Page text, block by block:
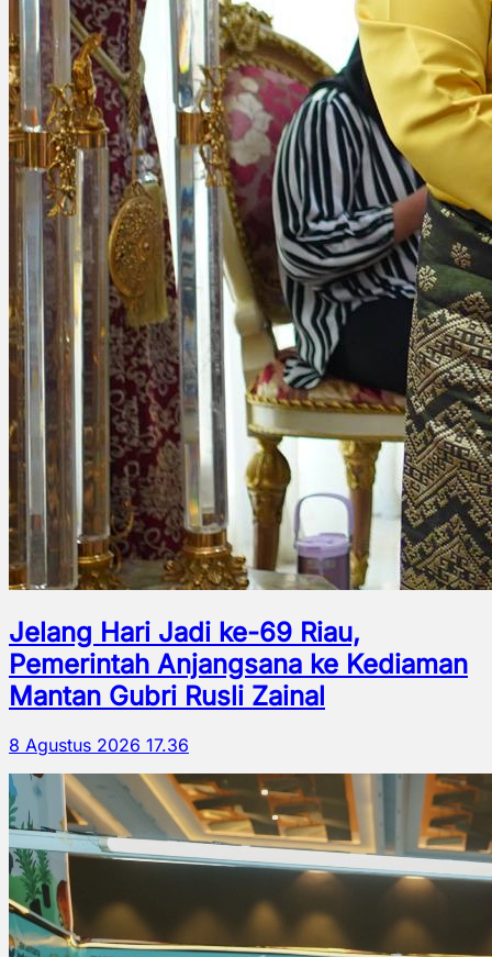
Jelang Hari Jadi ke-69 Riau,
Pemerintah Anjangsana ke Kediaman
Mantan Gubri Rusli Zainal
8 Agustus 2026 17.36